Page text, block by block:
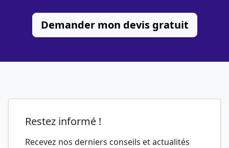
Demander mon devis gratuit
Restez informé !
Recevez nos derniers conseils et actualités